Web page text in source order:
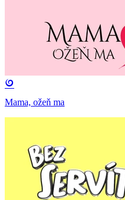
Mama, ožeň ma